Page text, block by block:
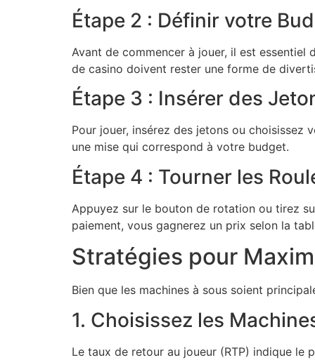
Étape 2 : Définir votre
Avant de commencer à jouer, il est
de casino doivent rester une forme de
Étape 3 : Insérer des
Pour jouer, insérez des jetons ou choisissez
une mise qui correspond à votre budget.
Étape 4 : Tourner les
Appuyez sur le bouton de rotation ou tirez
paiement, vous gagnerez un prix selon la
Stratégies pour
Bien que les machines à sous soient
1. Choisissez les
Le taux de retour au joueur (RTP) indique le